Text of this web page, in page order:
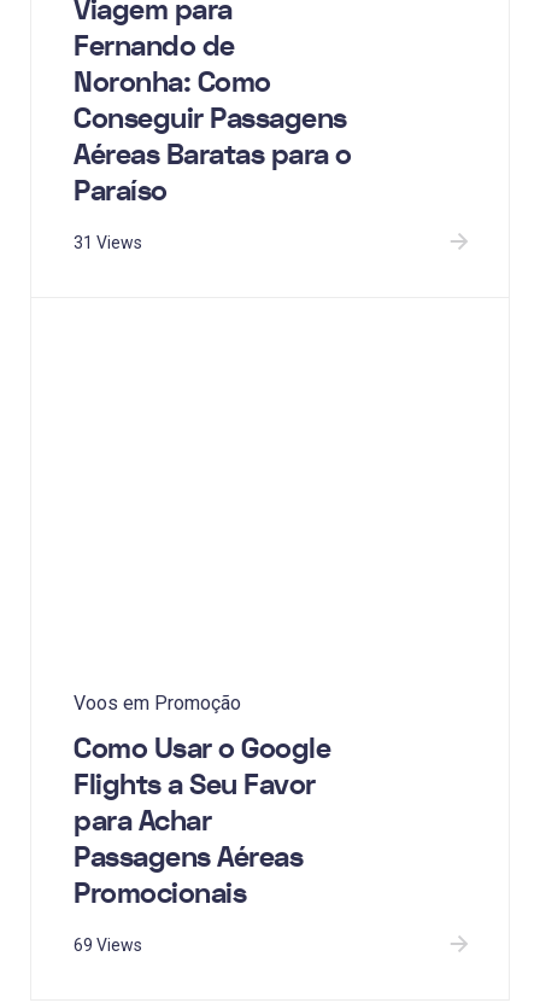
Viagem para
Fernando de
Noronha: Como
Conseguir Passagens
Aéreas Baratas para o
Paraíso
31 Views
Voos em Promoção
Como Usar o Google
Flights a Seu Favor
para Achar
Passagens Aéreas
Promocionais
69 Views